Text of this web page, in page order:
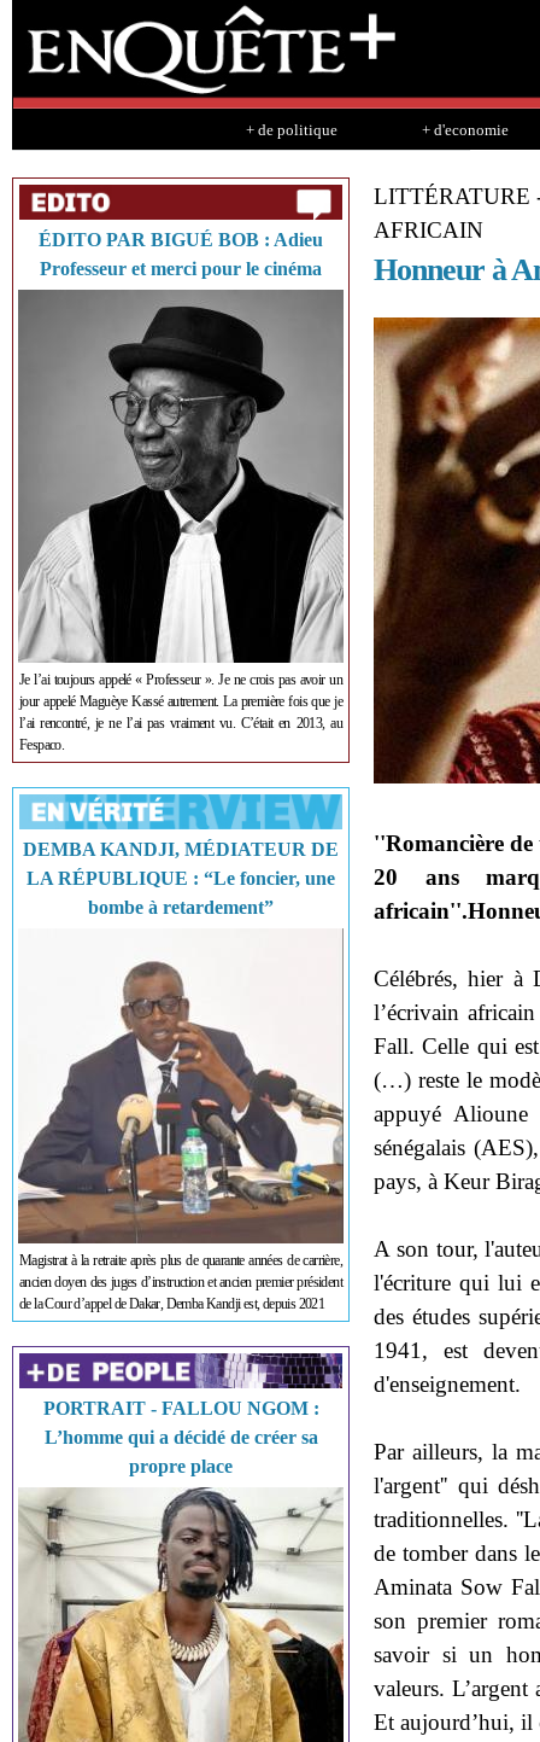
+ de politique + d'economie
ÉDITO PAR BIGUÉ BOB : Adieu
Professeur et merci pour le cinéma
Je l’ai toujours appelé « Professeur ». Je ne crois pas avoir un
jour appelé Maguèye Kassé autrement. La première fois que je
l’ai rencontré, je ne l’ai pas vraiment vu. C’était en 2013, au
Fespaco.
DEMBA KANDJI, MÉDIATEUR DE
LA RÉPUBLIQUE : “Le foncier, une
bombe à retardement”
Magistrat à la retraite après plus de quarante années de carrière,
ancien doyen des juges d’instruction et ancien premier président
de la Cour d’appel de Dakar, Demba Kandji est, depuis 2021
PORTRAIT - FALLOU NGOM :
L’homme qui a décidé de créer sa
propre place
LITTÉRATURE
AFRICAIN
Honneur à
''Romancière
20 ans
Célébrés, hier à
l’écrivain
Fall. Celle qui
(…) reste le
appuyé Alioune
sénégalais
pays, à Keur
A son tour,
l'écriture qui lui
des études
1941, est
d'enseignement.
Par ailleurs, la
l'argent'' qui
traditionnelles.
de tomber dans
Aminata Sow
son premier
savoir si un
valeurs.
Et aujourd’hui, il